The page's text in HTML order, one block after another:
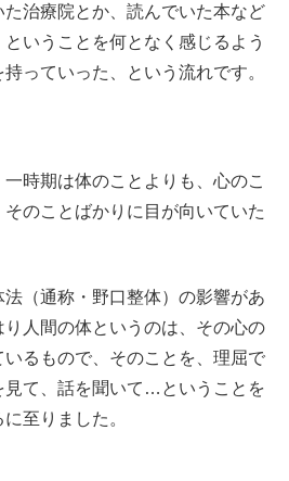
治療院とか、読んでいた本など
いうことを何となく感じるよう
っていった、という流れです。
時期は体のことよりも、心のこ
のことばかりに目が向いていた
（通称・野口整体）の影響があ
人間の体というのは、その心の
るもので、そのことを、理屈で
見て、話を聞いて…ということを
至りました。